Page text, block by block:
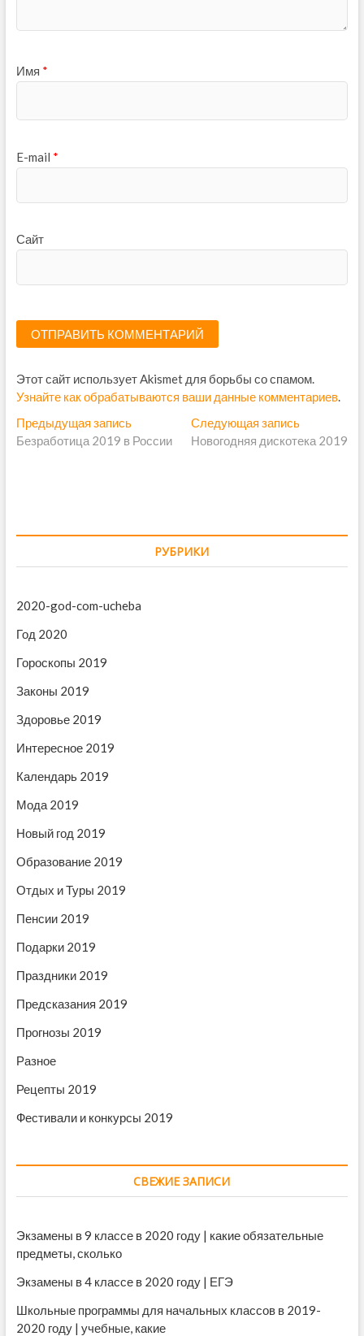
Имя *
E-mail *
Сайт
Этот сайт использует Akismet для борьбы со спамом.
Узнайте как обрабатываются ваши данные комментариев.
Н
а
г
и
я
п
о
з
а
п
и
с
я
м
Предыдущая записьП
р
а
з
Безработица 2019 в России
Следующая запись
л
я
Новогодняя дискотека 2019
РУБРИКИ
2020-god-com-ucheba
Год 2020
Гороскопы 2019
Законы 2019
Здоровье 2019
Интересное 2019
Календарь 2019
Мода 2019
Новый год 2019
Образование 2019
Отдых и Туры 2019
Пенсии 2019
Подарки 2019
Праздники 2019
Предсказания 2019
Прогнозы 2019
Разное
Рецепты 2019
Фестивали и конкурсы 2019
СВЕЖИЕ ЗАПИСИ
Экзамены в 9 классе в 2020 году | какие обязательные
предметы, сколько
Экзамены в 4 классе в 2020 году | ЕГЭ
Школьные программы для начальных классов в 2019-
2020 году | учебные, какие